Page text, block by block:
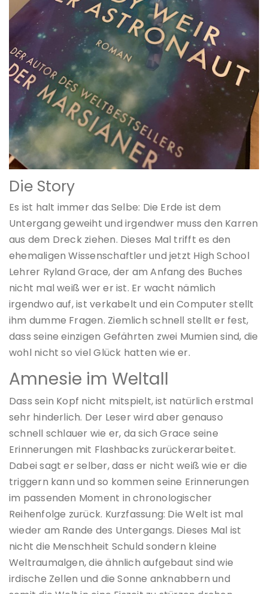
Die Story
Es ist halt immer das Selbe: Die Erde ist dem
Untergang geweiht und irgendwer muss den Karren
aus dem Dreck ziehen. Dieses Mal trifft es den
ehemaligen Wissenschaftler und jetzt High School
Lehrer Ryland Grace, der am Anfang des Buches
nicht mal weiß wer er ist. Er wacht nämlich
irgendwo auf, ist verkabelt und ein Computer stellt
ihm dumme Fragen. Ziemlich schnell stellt er fest,
dass seine einzigen Gefährten zwei Mumien sind, die
wohl nicht so viel Glück hatten wie er.
Amnesie im Weltall
Dass sein Kopf nicht mitspielt, ist natürlich erstmal
sehr hinderlich. Der Leser wird aber genauso
schnell schlauer wie er, da sich Grace seine
Erinnerungen mit Flashbacks zurückerarbeitet.
Dabei sagt er selber, dass er nicht weiß wie er die
triggern kann und so kommen seine Erinnerungen
im passenden Moment in chronologischer
Reihenfolge zurück. Kurzfassung: Die Welt ist mal
wieder am Rande des Untergangs. Dieses Mal ist
nicht die Menschheit Schuld sondern kleine
Weltraumalgen, die ähnlich aufgebaut sind wie
irdische Zellen und die Sonne anknabbern und